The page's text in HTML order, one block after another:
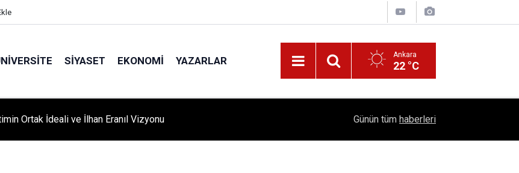
SIYASET EKONOMI YAZARLAR Ankara
22 °C
MERHABA’ COŞKUSU: Kursiyerler Gönüllerince Eğlendi! 1504 Kep, Tek Bir Hedef: Bilim Kenti Çubuk
Günün tüm haberleri